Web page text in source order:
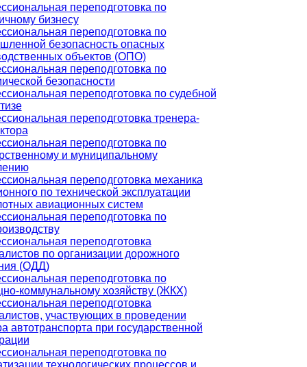
переподготовка по
бизнесу
переподготовка по
безопасность опасных
объектов (ОПО)
переподготовка по
безопасности
переподготовка по судебной
переподготовка тренера-
переподготовка по
и муниципальному
переподготовка механика
по технической эксплуатации
авиационных систем
переподготовка по
переподготовка
по организации дорожного
(ОДД)
переподготовка по
коммунальному хозяйству (ЖКХ)
переподготовка
участвующих в проведении
автотранспорта при государственной
переподготовка по
технологических процессов и